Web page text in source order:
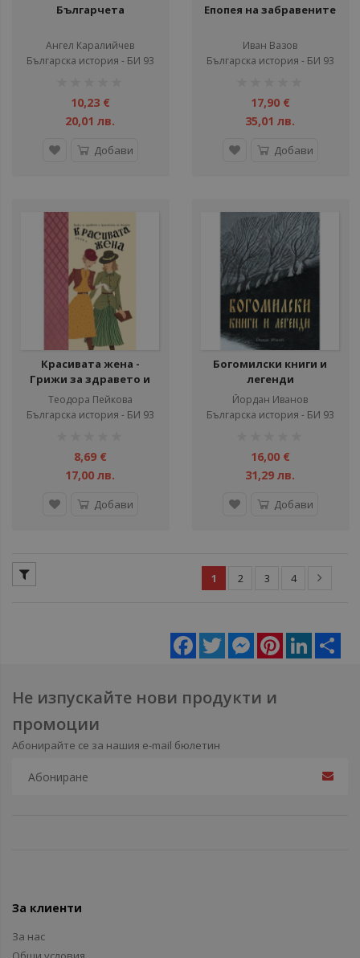
Българчета
Ангел Каралийчев
Българска история - БИ 93
10,23 €
20,01 лв.
Добави
Епопея на забравените
Иван Вазов
Българска история - БИ 93
17,90 €
35,01 лв.
Добави
Красивата жена -
Грижи за здравето и
красотата на жената
(1938 г.)
Теодора Пейкова
Българска история - БИ 93
8,69 €
17,00 лв.
Добави
Богомилски книги и
легенди
Йордан Иванов
Българска история - БИ 93
16,00 €
31,29 лв.
Добави
1 2 3 4
Facebook
Twitter MessengerPinterestLinkedIn
Не изпускайте нови продукти и
промоции
Абонирайте се за нашия e-mail бюлетин
За клиенти
За нас